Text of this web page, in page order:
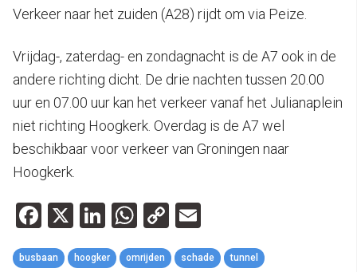
Verkeer naar het zuiden (A28) rijdt om via Peize.
Vrijdag-, zaterdag- en zondagnacht is de A7 ook in de
andere richting dicht. De drie nachten tussen 20.00
uur en 07.00 uur kan het verkeer vanaf het Julianaplein
niet richting Hoogkerk. Overdag is de A7 wel
beschikbaar voor verkeer van Groningen naar
Hoogkerk.
Facebook
X LinkedIn
WhatsApp
Copy
Link
busbaan hoogker omrijden schade tunnel